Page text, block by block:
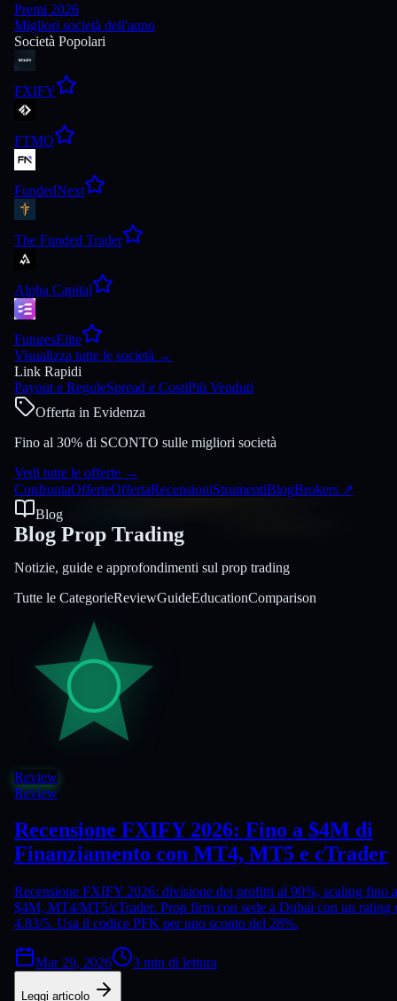
Premi 2026
Migliori società dell'anno
Società Popolari
FXIFY
FTMO
FundedNext
The Funded Trader
Alpha Capital
FuturesElite
Visualizza tutte le società →
Link Rapidi
Payout e RegoleSpread e CostiPiù Venduti
Offerta in Evidenza
Fino al 30% di SCONTO sulle migliori società
Vedi tutte le offerte →
ConfrontaOfferteOffertaRecensioniStrumentiBlogBrokers ↗
Blog
Blog Prop Trading
Notizie, guide e approfondimenti sul prop trading
Tutte le CategorieReviewGuideEducationComparison
Review
Review
Recensione FXIFY 2026: Fino a $4M di
Finanziamento con MT4, MT5 e cTrader
Recensione FXIFY 2026: divisione dei profitti al 90%, scaling fino a
$4M, MT4/MT5/cTrader. Prop firm con sede a Dubai con un rating
4.83/5. Usa il codice PFK per uno sconto del 28%.
Mar 29, 2026 3 min di lettura
Leggi articolo